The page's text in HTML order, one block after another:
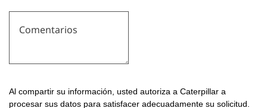
Comentarios
Al compartir su información, usted autoriza a Caterpillar a
procesar sus datos para satisfacer adecuadamente su solicitud.